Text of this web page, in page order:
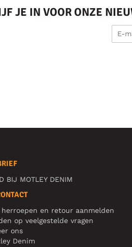
JE IN VOOR ONZE
BIJ MOTLEY DENIM
herroepen en retour aanmelden
op veelgestelde vragen
ons
Denim